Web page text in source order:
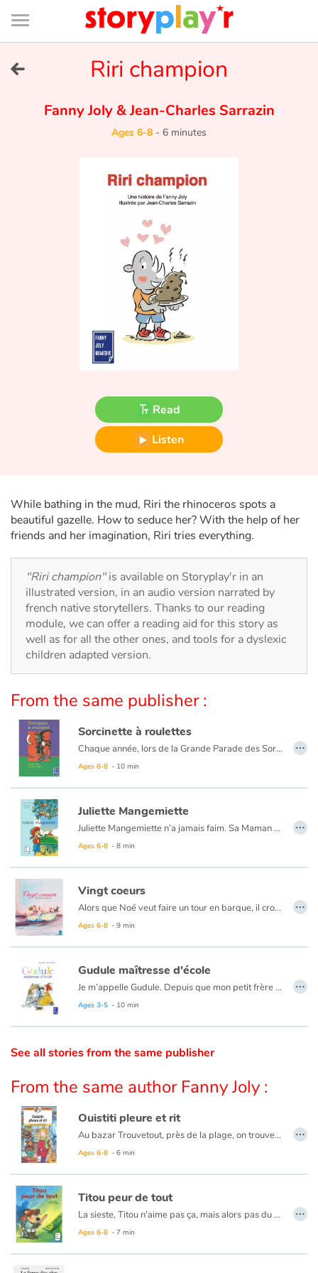
Connexion
Bibliothèque
de
page
Tales and classics in french
Fable, myth, literature and poetry
Princesses and princes, kings, queens and dragons
Ogres, monsters and witches
Heroines and Heroes
The animals
Travel, epic, investigation, adventure
Around the world
Learning
Arts, space, activities
Documentaries
With the family
Daily life and hobbies
At school
Festivals and events
Love and friendship
Social issues
Emotions and feelings
Formats and illustrations
Catalogue anglais
Contraste +
Help
Home
Family
Schools
Libraries
Videos & Tutorials
Riri champion
Fanny Joly&Jean-Charles Sarrazin
Ages 6-8 - 6 minutes
Read
Listen
While bathing in the mud, Riri the rhinoceros spots a
beautiful gazelle. How to seduce her? With the help of her
friends and her imagination, Riri tries everything.
"Riri champion"is available on Storyplay'r in an
illustrated version, in an audio version narrated by
french native storytellers. Thanks to our reading
module, we can offer a reading aid for this story as
well as for all the other ones, and tools for a dyslexic
children adapted version.
From the same publisher :
Sorcinette à roulettes
Chaque année, lors de la Grande Parade des Sorciers, les Dubalai remportent le Chaudron d'Or ! Mais la cadette, Sorcinette, ne semble pas très douée et loupe tous ses sorts. Pourtant, cette année, Sorcinette doit participer au concours. Sa famille est très inquiète...
Ages 6-8 - 10 min
…
Juliette Mangemiette
Juliette Mangemiette n’a jamais faim. Sa Maman est très inquiète. Elle essaie toutes ses recettes !
Ages 6-8 - 8 min
…
Vingt coeurs
Alors que Noé veut faire un tour en barque, il croise sur son chemin une ribambelle d'animaux qui veulent l'accompagner. Une fois sur les flots, une tempête éclate... Noé parviendra-t-il à rejoindre son amoureuse ?
Ages 6-8 - 9 min
…
Gudule maîtresse d'école
Je m’appelle Gudule. Depuis que mon petit frère Gaston est né, on dirait que le cerveau de Maman s’est vidé. Toute la journée, elle est collée à lui en faisant : « Agueuh, reuh, gaaaah, geuh. » Alors, pour éviter que mon frère ne devienne idiot… J’ai décidé de prendre les choses en main. « Mon petit vieux, je lui ai dit, ta fantastique grande sœur va t’apprendre les choses importantes de la vie. »
Ce livre est aussi disponible en anglais :
Ages 3-5 - 10 min
…
See all stories from the same publisher
From the same author Fanny Joly :
Ouistiti pleure et rit
Au bazar Trouvetout, près de la plage, on trouve vraiment tout. Même des jouets de Noël. Mais cette année, le patron a mis en vitrine un Ouistiti en peluche qui ne plaît pas à la patronne. Coincé sur son étagère, Ouistiti voudrait tant qu’un enfant le choisisse...
Ages 6-8 - 6 min
…
Titou peur de tout
La sieste, Titou n'aime pas ça, mais alors pas du tout. Si bien qu'au moindre bruit... Titou se relève, et part combattre les monstres. Car, tout le monde le sait, les maisons en regorgent !
Ages 6-8 - 7 min
…